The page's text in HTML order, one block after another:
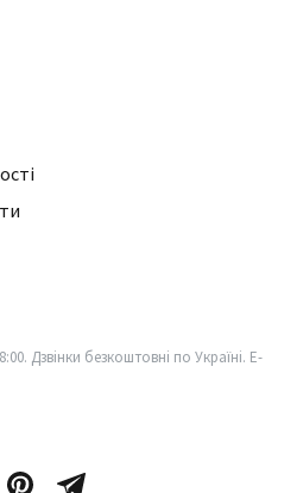
Дзвінки безкоштовні по Україні. E-